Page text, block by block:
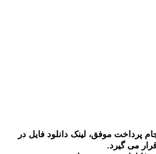
پرداخت موفق، لینک دانلود فایل در
می گیرد.